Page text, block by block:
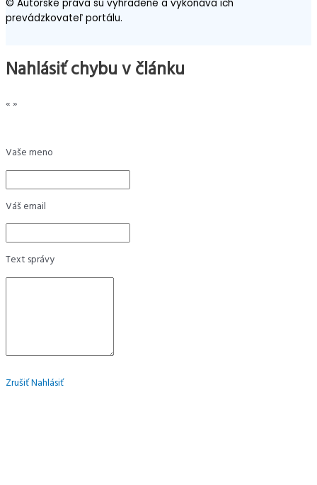
© Autorské práva sú vyhradené a vykonáva ich
prevádzkovateľ portálu.
Nahlásiť chybu v článku
«»
Vaše meno
Váš email
Text správy
ZrušiťNahlásiť